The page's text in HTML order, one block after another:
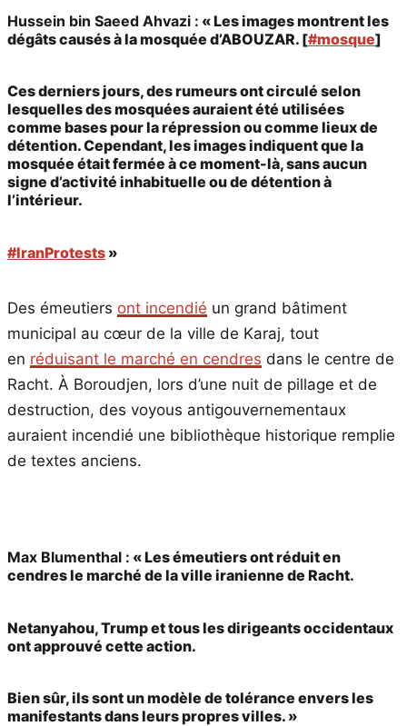
Hussein bin Saeed Ahvazi : « Les images montrent les
dégâts causés à la mosquée d’ABOUZAR. [#mosque]
Ces derniers jours, des rumeurs ont circulé selon
lesquelles des mosquées auraient été utilisées
comme bases pour la répression ou comme lieux de
détention. Cependant, les images indiquent que la
mosquée était fermée à ce moment-là, sans aucun
signe d’activité inhabituelle ou de détention à
l’intérieur.
#IranProtests »
Des émeutiers ont incendié un grand bâtiment
municipal au cœur de la ville de Karaj, tout
en réduisant le marché en cendres dans le centre de
Racht. À Boroudjen, lors d’une nuit de pillage et de
destruction, des voyous antigouvernementaux
auraient incendié une bibliothèque historique remplie
de textes anciens.
Max Blumenthal : « Les émeutiers ont réduit en
cendres le marché de la ville iranienne de Racht.
Netanyahou, Trump et tous les dirigeants occidentaux
ont approuvé cette action.
Bien sûr, ils sont un modèle de tolérance envers les
manifestants dans leurs propres villes. »